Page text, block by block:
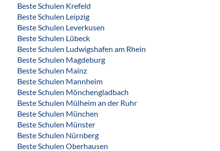
Beste Schulen Krefeld
Beste Schulen Leipzig
Beste Schulen Leverkusen
Beste Schulen Lübeck
Beste Schulen Ludwigshafen am Rhein
Beste Schulen Magdeburg
Beste Schulen Mainz
Beste Schulen Mannheim
Beste Schulen Mönchengladbach
Beste Schulen Mülheim an der Ruhr
Beste Schulen München
Beste Schulen Münster
Beste Schulen Nürnberg
Beste Schulen Oberhausen